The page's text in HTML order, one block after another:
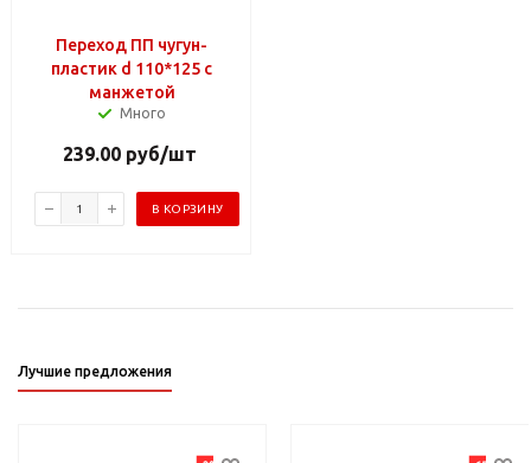
Переход ПП чугун-
пластик d 110*125 с
манжетой
Много
239.00руб/шт
В КОРЗИНУ
Лучшие предложения